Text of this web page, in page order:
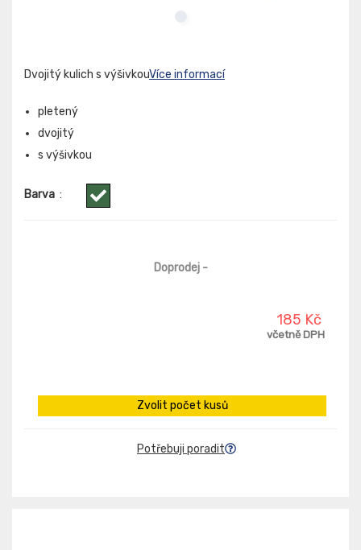
Dvojitý kulich s výšivkouVíce informací
pletený
dvojitý
s výšivkou
Barva :
Doprodej-
185 Kč
včetně DPH
Zvolit počet kusů
Potřebuji poradit